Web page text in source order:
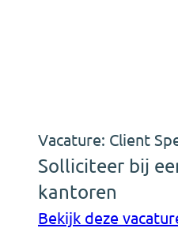
Vacature: Client
Solliciteer bij
kantoren
Bekijk deze